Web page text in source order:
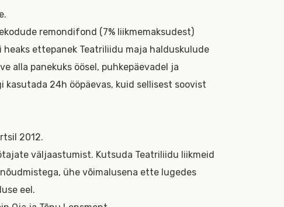
remondifond (7% liikmemaksudest)
ettepanek Teatriliidu maja halduskulude
alla panekuks öösel, puhkepäevadel ja
kasutada 24h ööpäevas, kuid sellisest soovist
2012.
väljaastumist. Kutsuda Teatriliidu liikmeid
ühe võimalusena ette lugedes
eel.